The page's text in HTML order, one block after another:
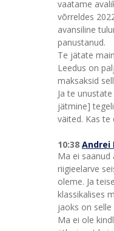
vaatame
võrreldes
avansiline
panustanud.
Te jätate
Leedus on
maksaksid
Ja te
jätmine]
väited. Kas
10:38 Andrei
Ma ei
riigieelarve
oleme. Ja
klassikalises
jaoks on
Ma ei ole